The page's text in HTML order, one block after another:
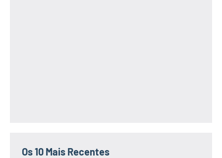
Os 10 Mais Recentes